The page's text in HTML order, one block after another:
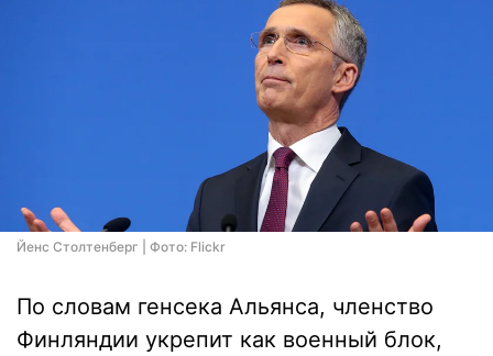
Йенс Столтенберг | Фото: Flickr
По словам генсека Альянса, членство
Финляндии укрепит как военный блок,